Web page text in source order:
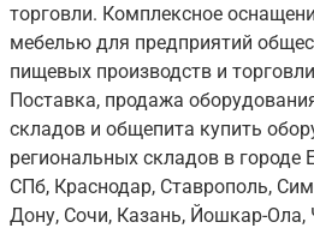
торговли. Комплексное
мебелью для предприятий
пищевых производств и
Поставка, продажа
складов и общепита купить
региональных складов в городе
СПб, Краснодар, Ставрополь,
Дону, Сочи, Казань, Йошкар-Ола,